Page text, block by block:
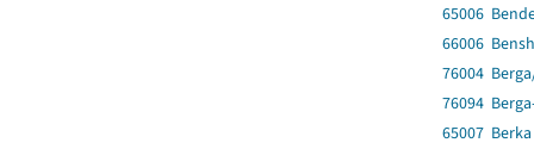
65006
66006
76004
76094
65007 Berka